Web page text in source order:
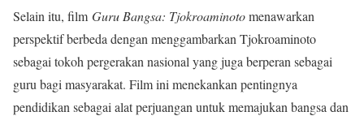
Selain itu, film Guru Bangsa: Tjokroaminotomenawarkan
perspektif berbeda dengan menggambarkan Tjokroaminoto
sebagai tokoh pergerakan nasional yang juga berperan sebagai
guru bagi masyarakat. Film ini menekankan pentingnya
pendidikan sebagai alat perjuangan untuk memajukan bangsa dan